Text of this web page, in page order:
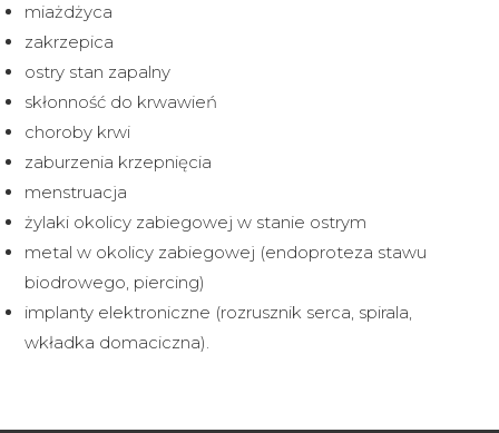
miażdżyca
zakrzepica
ostry stan zapalny
skłonność do krwawień
choroby krwi
zaburzenia krzepnięcia
menstruacja
żylaki okolicy zabiegowej w stanie ostrym
metal w okolicy zabiegowej (endoproteza stawu
biodrowego, piercing)
implanty elektroniczne (rozrusznik serca, spirala,
wkładka domaciczna).